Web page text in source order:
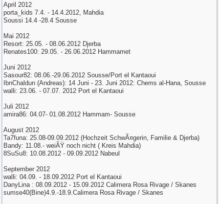
April 2012
porta_kids 7.4. - 14.4.2012, Mahdia
Soussi 14.4 -28.4 Sousse
Mai 2012
Resort: 25.05. - 08.06.2012 Djerba
Renates100: 29.05. - 26.06.2012 Hammamet
Juni 2012
Sasour82: 08.06.-29.06.2012 Sousse/Port el Kantaoui
IbnChaldun (Andreas): 14 Juni - 23. Juni 2012: Chems al-Hana, Sousse
walli: 23.06. - 07.07. 2012 Port el Kantaoui
Juli 2012
amira86: 04.07- 01.08.2012 Hammam- Sousse
August 2012
Ta7funa: 25.08-09.09.2012 (Hochzeit SchwÃ¤gerin, Familie & Djerba)
Bandy: 11.08.- weiÃŸ noch nicht ( Kreis Mahdia)
8SuSu8: 10.08.2012 - 09.09.2012 Nabeul
September 2012
walli: 04.09. - 18.09.2012 Port el Kantaoui
DanyLina : 08.09.2012 - 15.09.2012 Calimera Rosa Rivage / Skanes
sumse40(Bine)4.9.-18.9.Calimera Rosa Rivage / Skanes